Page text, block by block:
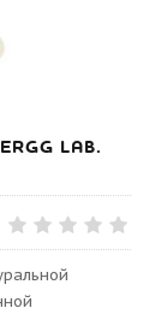
LAB.